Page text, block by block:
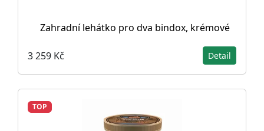
Zahradní lehátko pro dva bindox, krémové
3 259 Kč Detail
TOP